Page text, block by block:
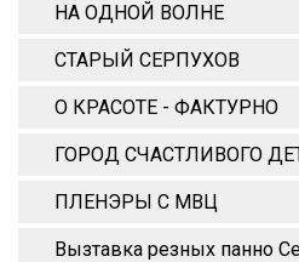
НА ОДНОЙ ВОЛНЕ
СТАРЫЙ СЕРПУХОВ
О КРАСОТЕ - ФАКТУРНО
ГОРОД СЧАСТЛИВОГО
ПЛЕНЭРЫ С МВЦ
Вызтавка резных панно